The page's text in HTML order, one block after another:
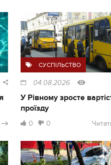
СУСПІЛЬСТВО
04.08.2026
У Рівному зросте
проїзду
0 0